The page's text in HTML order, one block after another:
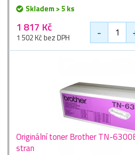
Skladem > 5 ks
1 817 Kč
1 502 Kč bez DPH -
Originální toner Brother TN-
stran